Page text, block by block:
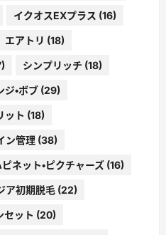
イクオスEXプラス (16)
エアトリ (18)
シンプリッチ (18)
ジ・ボブ (29)
ット (18)
ン管理 (38)
ピネット・ピクチャーズ (16)
ア初期脱毛 (22)
セット (20)